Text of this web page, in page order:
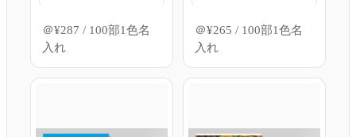
＠¥287 / 100部1色名
入れ
＠¥265 / 100部1色名
入れ